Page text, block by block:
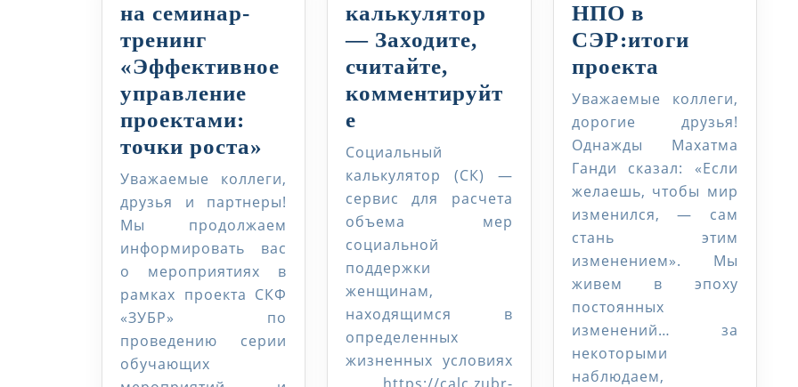
на семинар-
тренинг
«Эффективное
управление
проектами:
точки роста» Приглашаем
на
семинар-
тренинг
«Эффективное
управление
проектами:
точки
Уважаемые коллеги,
друзья и партнеры!
Мы продолжаем
информировать вас
о мероприятиях в
рамках проекта СКФ
«ЗУБР» по
проведению серии
обучающих
калькулятор
— Заходите,
считайте,
комментируйт
е
калькулятор
—
Заходите,
считайте,
комментируйте
Социальный
калькулятор (СК) —
сервис для расчета
объема мер
социальной
поддержки
женщинам,
находящимся в
определенных
жизненных условиях
НПО в
СЭР:итоги
проекта
вклада
НПО
СЭР:итоги
проекта
Уважаемые коллеги,
дорогие друзья!
Однажды Махатма
Ганди сказал: «Если
желаешь, чтобы мир
изменился, — сам
стань этим
изменением». Мы
живем в эпоху
постоянных
изменений… за
некоторыми
наблюдаем,